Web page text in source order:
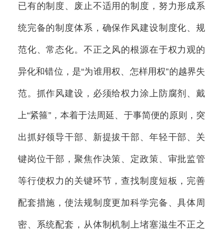
已有的制度、废止不适用的制度，努力形成系
统完备的制度体系，确保作风建设制度化、规
范化、常态化。不正之风的根源在于权力观的
异化和错位，是“为谁用权、怎样用权”的越界失
范。抓作风建设，必须给权力涂上防腐剂、戴
上“紧箍”，本着于法周延、于事简便的原则，突
出抓好领导干部、新提拔干部、年轻干部、关
键岗位干部，聚焦作决策、定政策、审批监管
等行使权力的关键环节，查找制度短板，完善
配套措施，使法规制度更加科学完备、具体周
密、系统配套，从体制机制上堵塞滋生不正之